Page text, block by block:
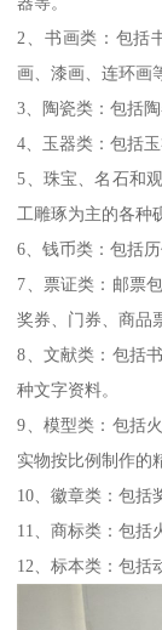
2、书画类：包括
画、漆画、连环画
3、陶瓷类：包括
4、玉器类：包括
5、珠宝、名石和
工雕琢为主的各种
6、钱币类：包括
7、票证类：邮票
奖券、门券、商品
8、文献类：包括
种文字资料。
9、模型类：包括
实物按比例制作的
10、徽章类：包括
11、商标类：包括
12、标本类：包括